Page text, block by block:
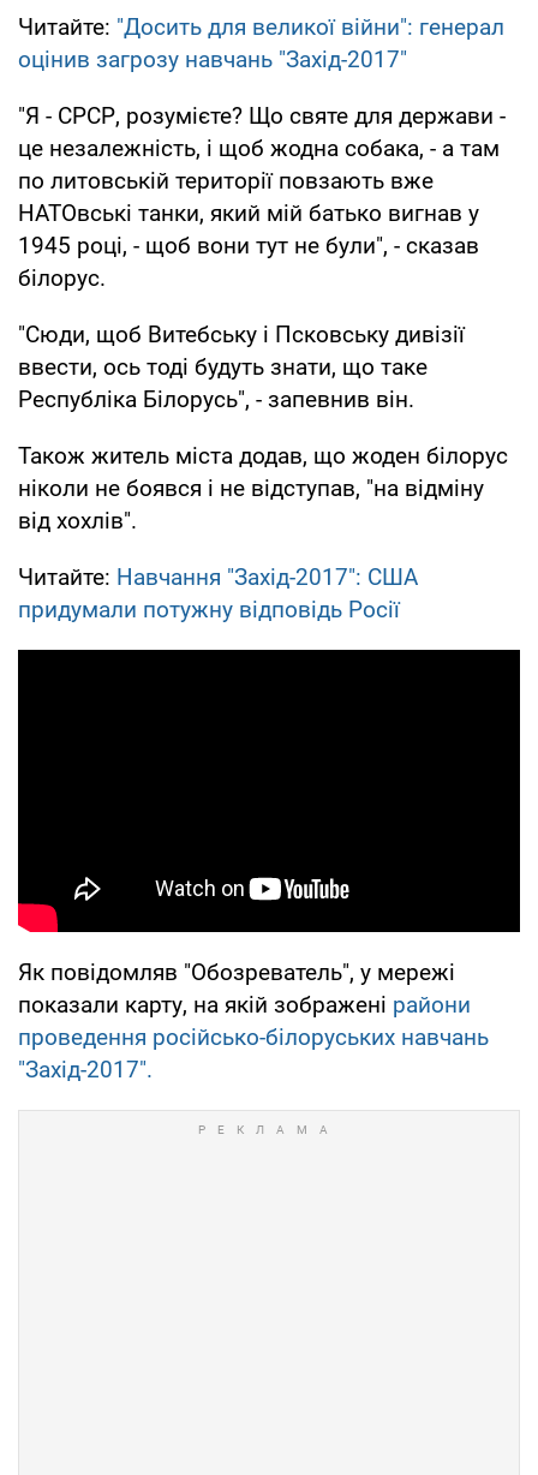
Читайте: "Досить для великої війни": генерал
оцінив загрозу навчань "Захід-2017"
"Я - СРСР, розумієте? Що святе для держави -
це незалежність, і щоб жодна собака, - а там
по литовській території повзають вже
НАТОвські танки, який мій батько вигнав у
1945 році, - щоб вони тут не були", - сказав
білорус.
"Сюди, щоб Витебську і Псковську дивізії
ввести, ось тоді будуть знати, що таке
Республіка Білорусь", - запевнив він.
Також житель міста додав, що жоден білорус
ніколи не боявся і не відступав, "на відміну
від хохлів".
Читайте: Навчання "Захід-2017": США
придумали потужну відповідь Росії
Як повідомляв "Обозреватель", у мережі
показали карту, на якій зображені райони
проведення російсько-білоруських навчань
"Захід-2017".